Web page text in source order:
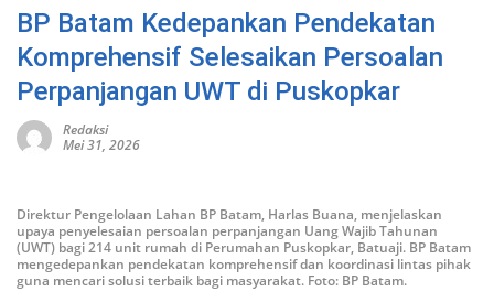
BP Batam Kedepankan Pendekatan
Komprehensif Selesaikan Persoalan
Perpanjangan UWT di Puskopkar
Redaksi
Mei 31, 2026
Direktur Pengelolaan Lahan BP Batam, Harlas Buana, menjelaskan
upaya penyelesaian persoalan perpanjangan Uang Wajib Tahunan
(UWT) bagi 214 unit rumah di Perumahan Puskopkar, Batuaji. BP Batam
mengedepankan pendekatan komprehensif dan koordinasi lintas pihak
guna mencari solusi terbaik bagi masyarakat. Foto: BP Batam.